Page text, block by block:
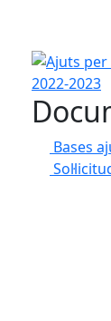
Ajuts per a
Bases